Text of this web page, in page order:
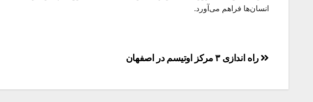
انسان‌ها فراهم می‌آورد.
راهبری
راه اندازی ۳ مرکز اوتیسم در اصفهان